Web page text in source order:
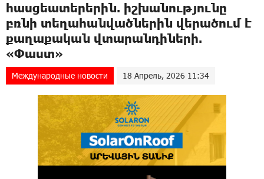
հասցեատերերին. իշխանությունը
բռնի տեղահանվածներին վերածում է
քաղաքական վտարանդիների.
«Փաստ»
Международные новости 18 Апрель, 2026 11:34